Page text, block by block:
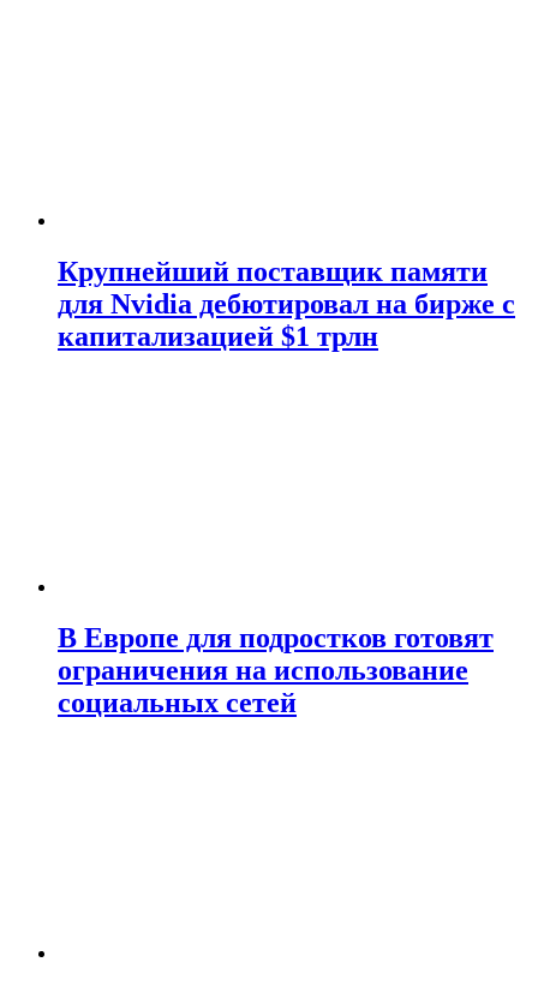
Крупнейший поставщик памяти
для Nvidia дебютировал на бирже с
капитализацией $1 трлн
В Европе для подростков готовят
ограничения на использование
социальных сетей